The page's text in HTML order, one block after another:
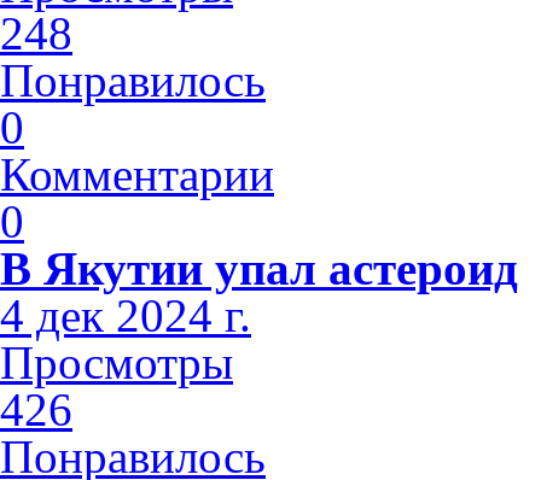
248
Понравилось
0
Комментарии
0
В Якутии упал астероид
4 дек 2024 г.
Просмотры
426
Понравилось